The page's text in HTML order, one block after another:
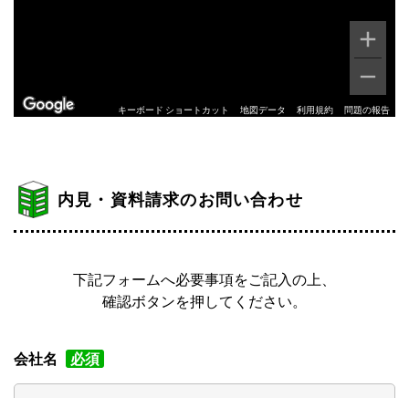
キーボード ショートカット 地図データ 利用規約 問題の報告
内見・資料請求のお問い合わせ
下記フォームへ必要事項をご記入の上、
確認ボタンを押してください。
会社名 必須